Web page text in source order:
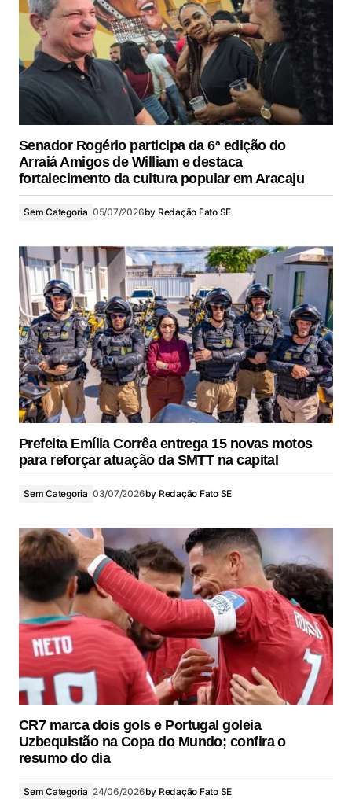
Senador Rogério participa da 6ª edição do
Arraiá Amigos de William e destaca
fortalecimento da cultura popular em Aracaju
Sem Categoria 05/07/2026by Redação Fato SE
Prefeita Emília Corrêa entrega 15 novas motos
para reforçar atuação da SMTT na capital
Sem Categoria 03/07/2026by Redação Fato SE
CR7 marca dois gols e Portugal goleia
Uzbequistão na Copa do Mundo; confira o
resumo do dia
Sem Categoria 24/06/2026by Redação Fato SE